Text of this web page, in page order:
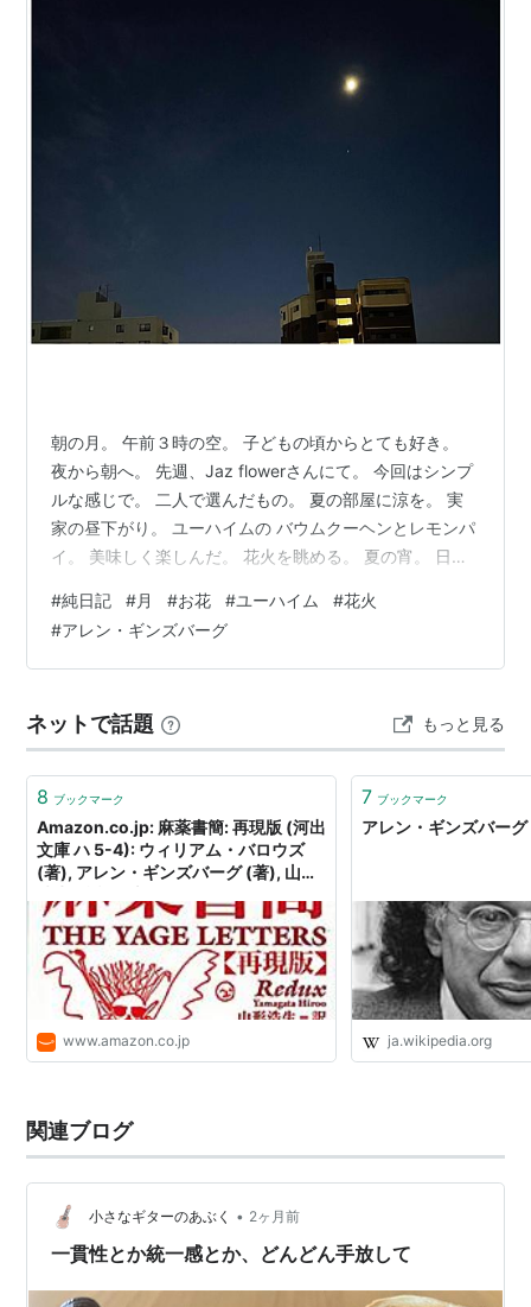
朝の月。 午前３時の空。 子どもの頃からとても好き。
夜から朝へ。 先週、Jaz flowerさんにて。 今回はシンプ
ルな感じで。 二人で選んだもの。 夏の部屋に涼を。 実
家の昼下がり。 ユーハイムの バウムクーヘンとレモンパ
イ。 美味しく楽しんだ。 花火を眺める。 夏の宵。 日曜
る。生きる。生きる。 吠える。生きる。 「吠える 脚
注」 「摩天楼と舗道の孤独聖！ 何百万人で埋まったカフ
ェテリア聖！ 街路の下の涙の神秘な川聖！ 孤高のジャガ
い聖！ ロサンゼルスがわかる奴は天使たちだ！ ニュー…
#純日記 #月 #お花 #ユーハイム #花火
#アレン・ギンズバーグ
ネットで話題 もっと見る
8 ブックマーク
Amazon.co.jp: 麻薬書簡: 再現版 (河出
文庫 ハ 5-4): ウィリアム・バロウズ
(著), アレン・ギンズバーグ (著), 山形
www.amazon.co.jp
7 ブックマーク
アレン・ギンズバー
ja.wikipedia.org
関連ブログ
小さなギターのあぶく • 2ヶ月前
一貫性とか統一感とか、どんどん手放して